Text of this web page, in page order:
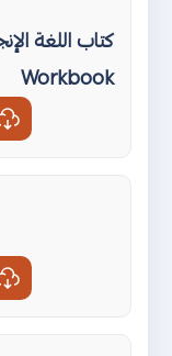
Workbook